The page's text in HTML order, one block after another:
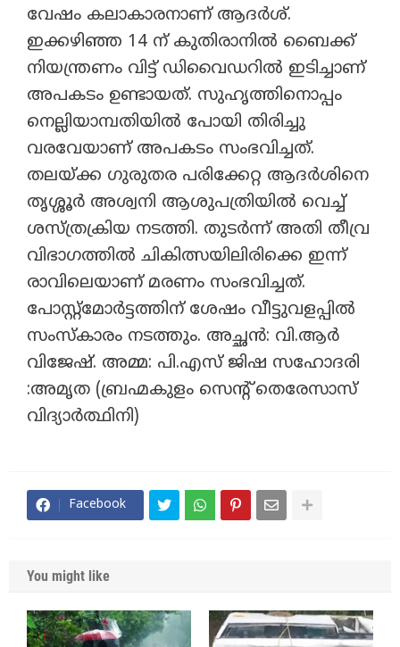
വേഷം കലാകാരനാണ് ആദർശ്.
ഇക്കഴിഞ്ഞ 14 ന് കുതിരാനിൽ ബൈക്ക്
നിയന്ത്രണം വിട്ട് ഡിവൈഡറിൽ ഇടിച്ചാണ്
അപകടം ഉണ്ടായത്. സുഹൃത്തിനൊപ്പം
നെല്ലിയാമ്പതിയിൽ പോയി തിരിച്ചു
വരവേയാണ് അപകടം സംഭവിച്ചത്.
തലയ്ക്ക ഗുരുതര പരിക്കേറ്റ ആദർശിനെ
തൃശ്ശൂർ അശ്വനി ആശുപത്രിയിൽ വെച്ച്
ശസ്ത്രക്രിയ നടത്തി. തുടർന്ന് അതി തീവ്ര
വിഭാഗത്തിൽ ചികിത്സയിലിരിക്കെ ഇന്ന്
രാവിലെയാണ് മരണം സംഭവിച്ചത്.
പോസ്റ്റ്മോർട്ടത്തിന് ശേഷം വീട്ടുവളപ്പിൽ
സംസ്കാരം നടത്തും. അച്ഛൻ: വി.ആർ
വിജേഷ്. അമ്മ: പി.എസ് ജിഷ സഹോദരി
:അമൃത (ബ്രഹ്മകുളം സെന്റ് തെരേസാസ്
വിദ്യാർത്ഥിനി)
Facebook
You might like